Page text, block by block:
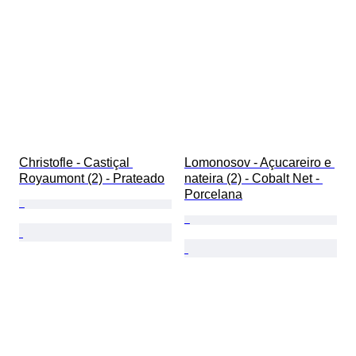
Christofle - Castiçal
Royaumont (2) - Prateado
Lomonosov - Açucareiro e
nateira (2) - Cobalt Net -
Porcelana